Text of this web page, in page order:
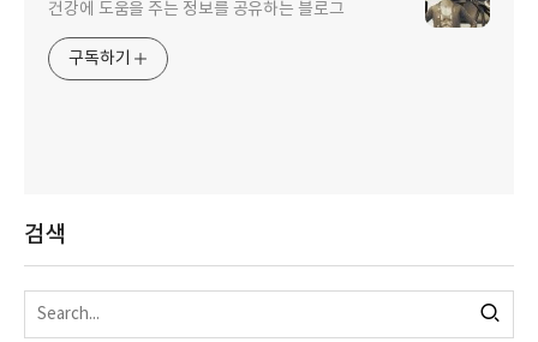
건강에 도움을 주는 정보를 공유하는 블로그
구독하기
검색